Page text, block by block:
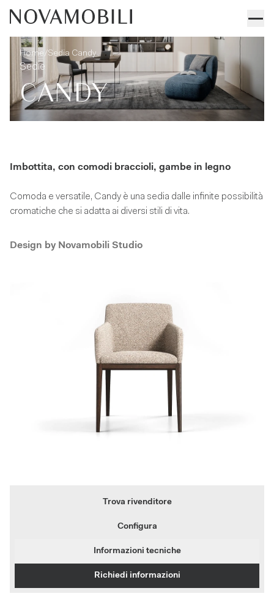
Sedia Candy
Home/Sedia Candy
Sedie
CANDY
Imbottita, con comodi braccioli, gambe in legno
Comoda e versatile, Candy è una sedia dalle infinite possibilità
cromatiche che si adatta ai diversi stili di vita.
Design by Novamobili Studio
Trova rivenditore
Configura
Informazioni tecniche
Richiedi informazioni